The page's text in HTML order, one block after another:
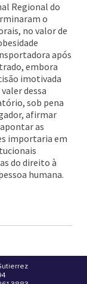
Regional do
o
no valor de
após
embora
imotivada
dessa
sob pena
afirmar
as
importaria em
do direito à
humana.